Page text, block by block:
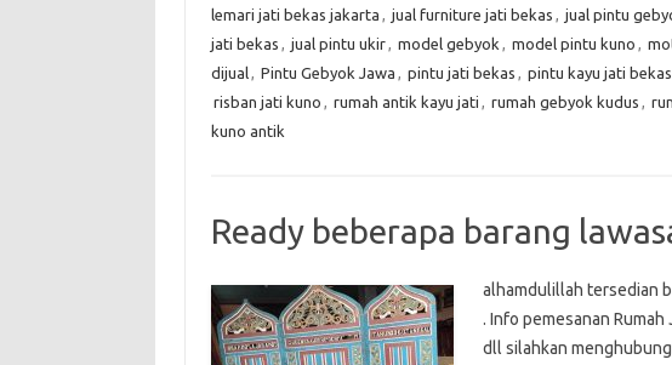
lemari jati bekas jakarta , jual furniture jati bekas , jual pintu
jati bekas , jual pintu ukir, model gebyok , model pintu kuno ,
dijual, Pintu Gebyok Jawa , pintu jati bekas , pintu kayu jati bekas
risban jati kuno , rumah antik kayu jati , rumah gebyok kudus ,
kuno antik
Ready beberapa barang
alhamdulillah tersedian
. Info pemesanan Rumah
dll silahkan